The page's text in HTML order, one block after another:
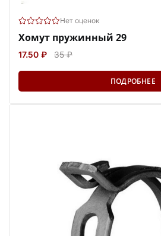
Нет оценок
Хомут пружинный 29
17.50 ₽ 35 ₽
ПОДРОБНЕЕ